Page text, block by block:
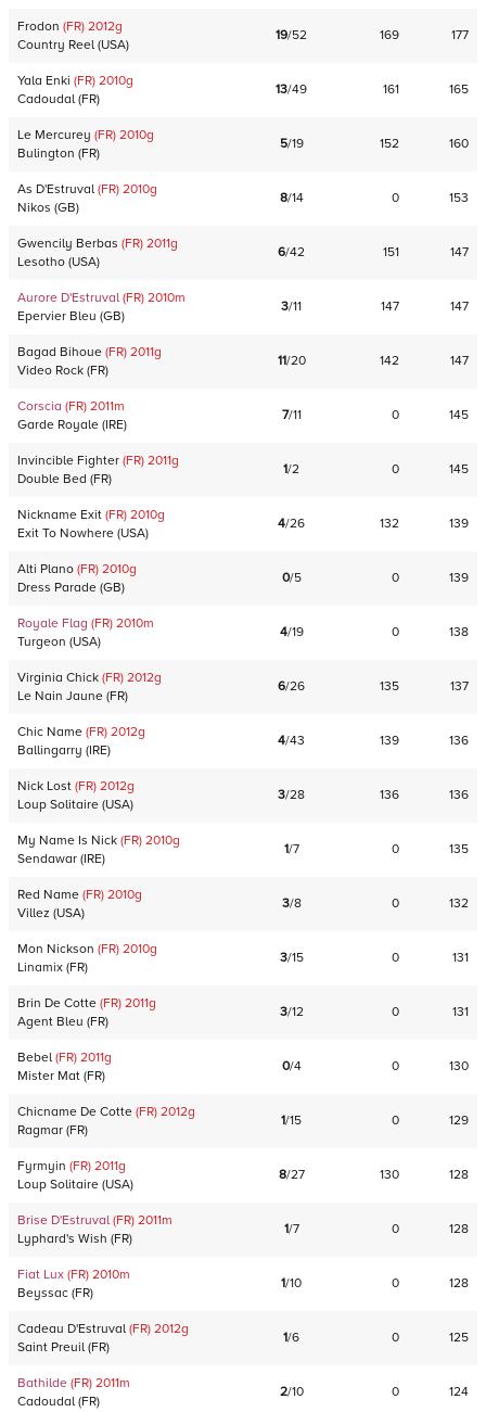
Frodon (FR) 2012g
Country Reel (USA)
19/52 169 177
Yala Enki (FR) 2010g
Cadoudal (FR)
13/49 161 165
Le Mercurey (FR) 2010g
Bulington (FR)
5/19 152 160
As D'Estruval (FR) 2010g
Nikos (GB)
8/14 0 153
Gwencily Berbas (FR) 2011g
Lesotho (USA)
6/42 151 147
Aurore D'Estruval (FR) 2010m
Epervier Bleu (GB)
3/11 147 147
Bagad Bihoue (FR) 2011g
Video Rock (FR)
11/20 142 147
Corscia (FR) 2011m
Garde Royale (IRE)
7/11 0 145
Invincible Fighter (FR) 2011g
Double Bed (FR)
1/2 0 145
Nickname Exit (FR) 2010g
Exit To Nowhere (USA)
4/26 132 139
Alti Plano (FR) 2010g
Dress Parade (GB)
0/5 0 139
Royale Flag (FR) 2010m
Turgeon (USA)
4/19 0 138
Virginia Chick (FR) 2012g
Le Nain Jaune (FR)
6/26 135 137
Chic Name (FR) 2012g
Ballingarry (IRE)
4/43 139 136
Nick Lost (FR) 2012g
Loup Solitaire (USA)
3/28 136 136
My Name Is Nick (FR) 2010g
Sendawar (IRE)
1/7 0 135
Red Name (FR) 2010g
Villez (USA)
3/8 0 132
Mon Nickson (FR) 2010g
Linamix (FR)
3/15 0 131
Brin De Cotte (FR) 2011g
Agent Bleu (FR)
3/12 0 131
Bebel (FR) 2011g
Mister Mat (FR)
0/4 0 130
Chicname De Cotte (FR) 2012g
Ragmar (FR)
1/15 0 129
Fyrmyin (FR) 2011g
Loup Solitaire (USA)
8/27 130 128
Brise D'Estruval (FR) 2011m
Lyphard's Wish (FR)
1/7 0 128
Fiat Lux (FR) 2010m
Beyssac (FR)
1/10 0 128
Cadeau D'Estruval (FR) 2012g
Saint Preuil (FR)
1/6 0 125
Bathilde (FR) 2011m
Cadoudal (FR)
2/10 0 124